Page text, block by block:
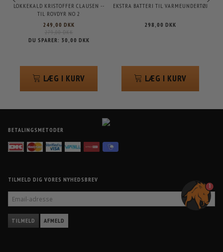
LOKKEKALD KRISTOFFER CLAUSEN --
TIL ROVDYR NO 2
249,00 DKK
279,00 DKK
DU SPARER: 30,00 DKK
LÆG I KURV
EKSTRA BATTERI TIL VARMEUNDERTØJ
298,00 DKK
LÆG I KURV
BETALINGSMETODER
TILMELD DIG VORES NYHEDSBREV
ADRESSE
TILMELD AFMELD
1